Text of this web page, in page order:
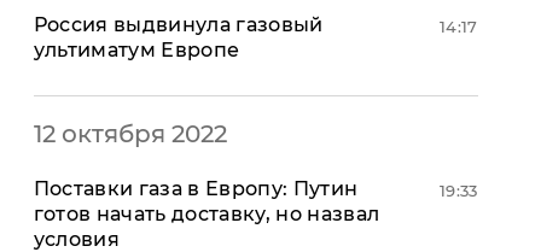
Россия выдвинула газовый
ультиматум Европе
14:17
12 октября 2022
Поставки газа в Европу: Путин
готов начать доставку, но назвал
условия
19:33